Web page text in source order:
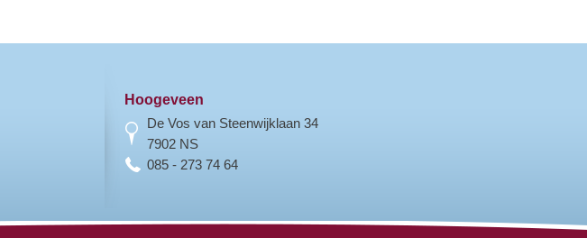
Hoogeveen
De Vos van Steenwijklaan 34
7902 NS
085 - 273 74 64